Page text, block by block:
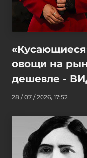
овощи на
дешевле -
28 / 07 / 2026, 17:52